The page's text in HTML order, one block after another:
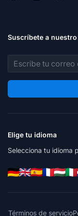
Suscríbete a
Dirección de
Elige tu idioma
Selecciona tu idioma
Términos de servicio